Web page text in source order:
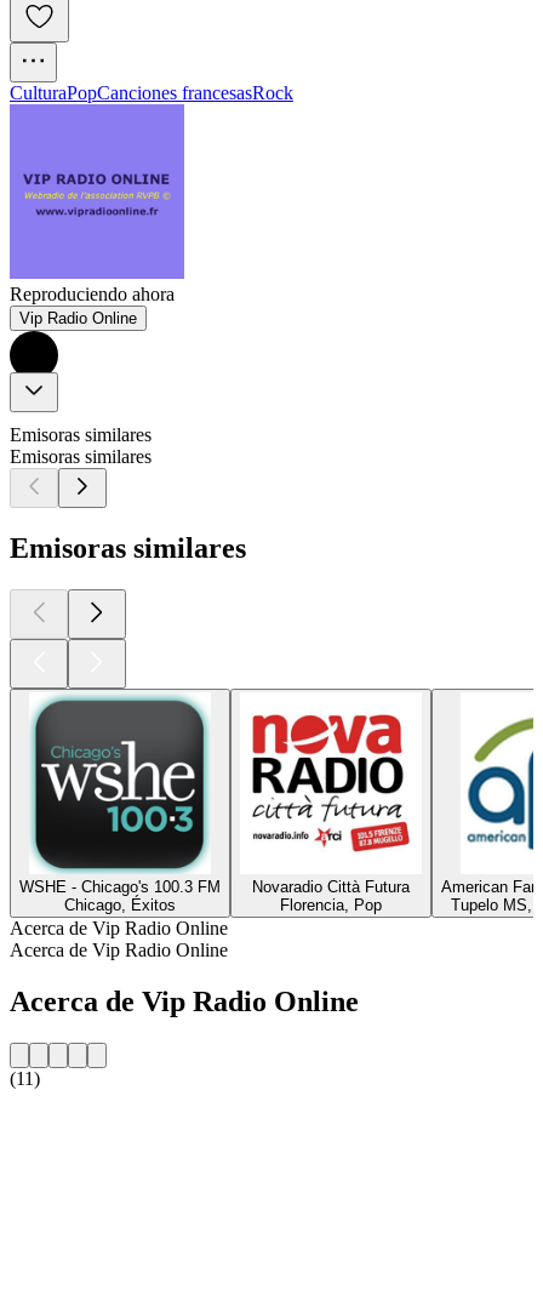
CulturaPopCanciones francesasRock
Reproduciendo ahora
Vip Radio Online
Emisoras similares
Emisoras similares
Emisoras similares
WSHE - Chicago's 100.3 FM
Chicago, Éxitos
Novaradio Città Futura
Florencia, Pop
American
Tupelo MS,
Acerca de Vip Radio Online
Acerca de Vip Radio Online
Acerca de Vip Radio Online
(11)